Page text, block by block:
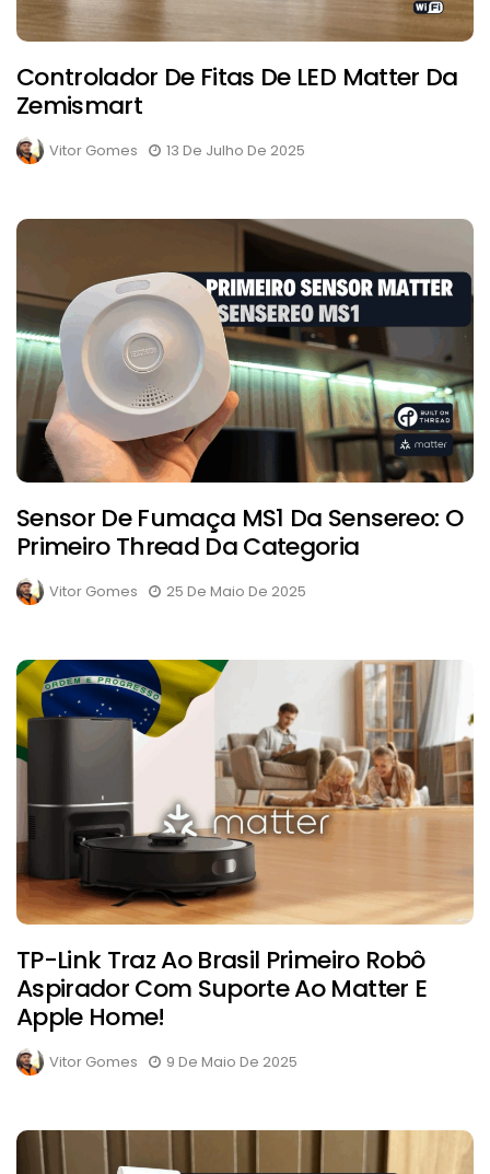
Controlador De Fitas De LED Matter Da
Zemismart
Vitor Gomes 13 De Julho De 2025
Sensor De Fumaça MS1 Da Sensereo: O
Primeiro Thread Da Categoria
Vitor Gomes 25 De Maio De 2025
TP-Link Traz Ao Brasil Primeiro Robô
Aspirador Com Suporte Ao Matter E
Apple Home!
Vitor Gomes 9 De Maio De 2025